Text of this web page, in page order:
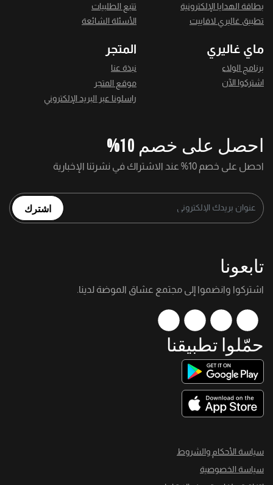
بطاقة الهدايا الإلكترونية
تطبيق غاليري لافاييت
تتبع الطلبيات
الأسئلة الشائعة
ماي غاليري
برنامج الولاء
اشتركوا الآن
المتجر
نبذة عنا
موقع المتجر
راسلونا عبر البريد الإلكتروني
احصل على خصم 10%
احصل على خصم 10% عند الاشتراك في نشرتنا الإخبارية
اشترك
تابعونا
اشتركوا وانضموا إلى مجتمع عشاق الموضة لدينا.
حمّلوا تطبيقنا
سياسة الأحكام والشروط
سياسة الخصوصية